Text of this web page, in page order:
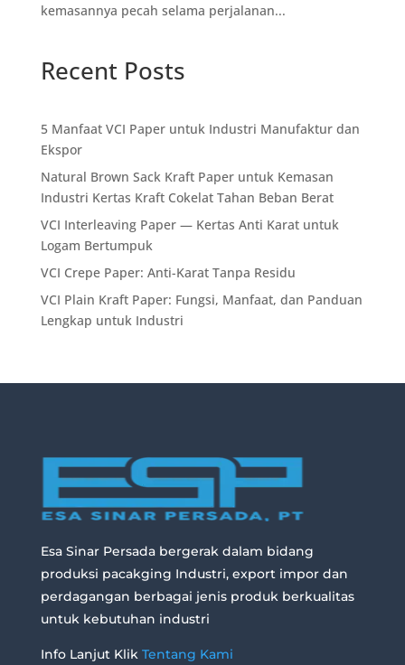
kemasannya pecah selama perjalanan...
Recent Posts
5 Manfaat VCI Paper untuk Industri Manufaktur dan
Ekspor
Natural Brown Sack Kraft Paper untuk Kemasan
Industri Kertas Kraft Cokelat Tahan Beban Berat
VCI Interleaving Paper — Kertas Anti Karat untuk
Logam Bertumpuk
VCI Crepe Paper: Anti-Karat Tanpa Residu
VCI Plain Kraft Paper: Fungsi, Manfaat, dan Panduan
Lengkap untuk Industri
Esa Sinar Persada bergerak dalam bidang
produksi pacakging Industri, export impor dan
perdagangan berbagai jenis produk berkualitas
untuk kebutuhan industri
Info Lanjut Klik Tentang Kami